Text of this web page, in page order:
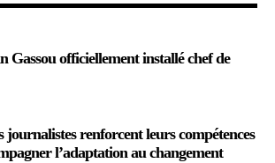
Gassou officiellement installé chef de
journalistes renforcent leurs compétences
l’adaptation au changement